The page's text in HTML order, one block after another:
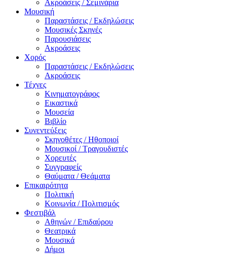
Ακροάσεις / Σεμινάρια
Μουσική
Παραστάσεις / Εκδηλώσεις
Μουσικές Σκηνές
Παρουσιάσεις
Ακροάσεις
Χορός
Παραστάσεις / Εκδηλώσεις
Ακροάσεις
Τέχνες
Κινηματογράφος
Εικαστικά
Μουσεία
Βιβλίο
Συνεντεύξεις
Σκηνοθέτες / Ηθοποιοί
Μουσικοί / Τραγουδιστές
Χορευτές
Συγγραφείς
Θαύματα / Θεάματα
Επικαιρότητα
Πολιτική
Κοινωνία / Πολιτισμός
Φεστιβάλ
Αθηνών / Επιδαύρου
Θεατρικά
Μουσικά
Δήμοι